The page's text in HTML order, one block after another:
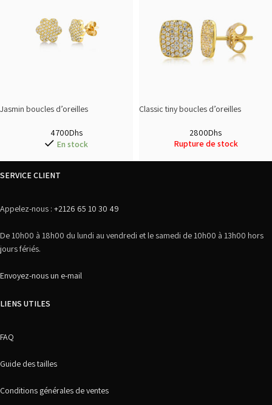
Jasmin boucles d’oreilles
4700Dhs
En stock
Classic tiny boucles d’oreilles
2800Dhs
Rupture de stock
SERVICE CLIENT
Appelez-nous : +2126 65 10 30 49
De 10h00 à 18h00 du lundi au vendredi et le samedi de 10h00 à 13h00 hors
jours fériés.
Envoyez-nous un e-mail
LIENS UTILES
FAQ
Guide des tailles
Conditions générales de ventes